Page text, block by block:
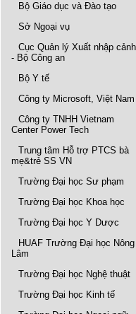
Bộ Giáo dục và Đào tạo
Sở Ngoại vụ
Cục Quản lý Xuất nhập cảnh
- Bộ Công an
Bộ Y tế
Công ty Microsoft, Việt Nam
Công ty TNHH Vietnam
Center Power Tech
Trung tâm Hỗ trợ PTCS bà
mẹ&trẻ SS VN
Trường Đại học Sư phạm
Trường Đại học Khoa học
Trường Đại học Y Dược
HUAF Trường Đại học Nông
Lâm
Trường Đại học Nghệ thuật
Trường Đại học Kinh tế